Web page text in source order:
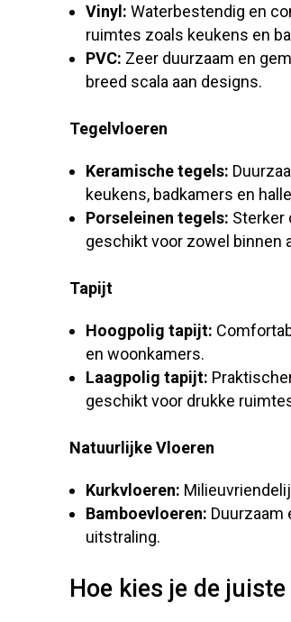
Vinyl: Waterbestendig en
ruimtes zoals keukens en
PVC: Zeer duurzaam en
breed scala aan designs.
Tegelvloeren
Keramische tegels:
keukens, badkamers en
Porseleinen tegels: Sterker
geschikt voor zowel binnen
Tapijt
Hoogpolig tapijt:
en woonkamers.
Laagpolig tapijt:
geschikt voor drukke
Natuurlijke Vloeren
Kurkvloeren:
Bamboevloeren: Duurzaam
uitstraling.
Hoe kies je de